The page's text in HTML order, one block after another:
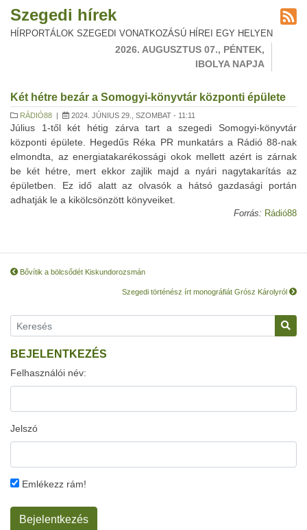
Szegedi hírek
HÍRPORTÁLOK SZEGEDI VONATKOZÁSÚ HÍREI EGY HELYEN
2026. AUGUSZTUS 07., PÉNTEK,
IBOLYA NAPJA
Két hétre bezár a Somogyi-könyvtár központi épülete
RÁDIÓ88 | 2024. JÚNIUS 29., SZOMBAT - 11:11
Július 1-től két hétig zárva tart a szegedi Somogyi-könyvtár
központi épülete. Hegedűs Réka PR munkatárs a Rádió 88-nak
elmondta, az energiatakarékossági okok mellett azért is zárnak
be két hétre, mert ekkor zajlik majd a nyári nagytakarítás az
épületben. Ez idő alatt az olvasók a hátsó gazdasági portán
adhatják le a kikölcsönzött könyveiket.
Forrás: Rádió88
Bővítik a bölcsődét Kiskundorozsmán
Szegedi történész írt monográfiát Grósz Károlyról
BEJELENTKEZÉS
Felhasználói név:
Jelszó
Emlékezz rám!